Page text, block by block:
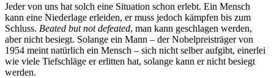
Jeder von uns hat solch eine Situation schon erlebt. Ein Mensch
kann eine Niederlage erleiden, er muss jedoch kämpfen bis zum
Schluss. Beated but not defeated, man kann geschlagen werden,
aber nicht besiegt. Solange ein Mann – der Nobelpreisträger von
1954 meint natürlich ein Mensch – sich nicht selber aufgibt, einerlei
wie viele Tiefschläge er erlitten hat, solange kann er nicht besiegt
werden.